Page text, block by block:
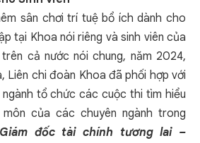
sân chơi trí tuệ bổ ích dành cho
tại Khoa nói riêng và sinh viên của
cả nước nói chung, năm 2024,
Liên chi đoàn Khoa đã phối hợp với
tổ chức các cuộc thi tìm hiểu
của các chuyên ngành trong
Giám đốc tài chính tương lai –